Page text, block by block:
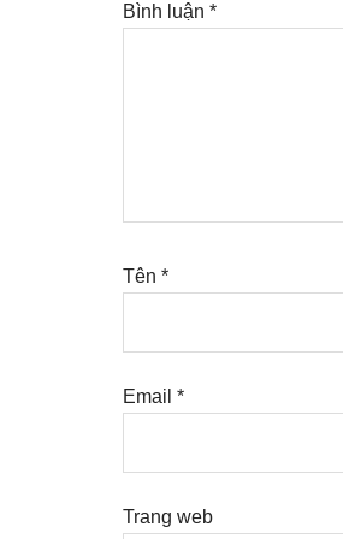
Bình luận *
Tên *
Email *
Trang web